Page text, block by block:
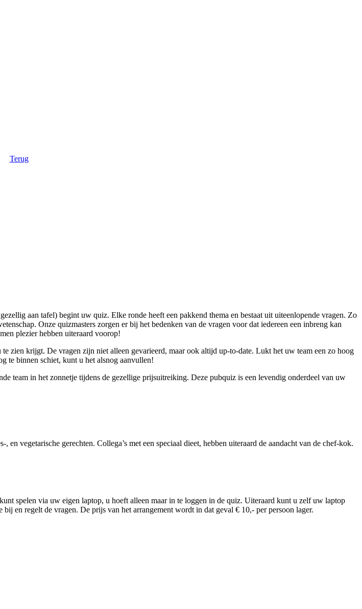
Terug
aan tafel) begint uw quiz. Elke ronde heeft een pakkend thema en bestaat uit uiteenlopende vragen. Zo
Onze quizmasters zorgen er bij het bedenken van de vragen voor dat iedereen een inbreng kan
plezier hebben uiteraard voorop!
zien krijgt. De vragen zijn niet alleen gevarieerd, maar ook altijd up-to-date. Lukt het uw team een zo hoog
te binnen schiet, kunt u het alsnog aanvullen!
team in het zonnetje tijdens de gezellige prijsuitreiking. Deze pubquiz is een levendig onderdeel van uw
vegetarische gerechten. Collega’s met een speciaal dieet, hebben uiteraard de aandacht van de chef-kok.
spelen via uw eigen laptop, u hoeft alleen maar in te loggen in de quiz. Uiteraard kunt u zelf uw laptop
en regelt de vragen. De prijs van het arrangement wordt in dat geval € 10,- per persoon lager.